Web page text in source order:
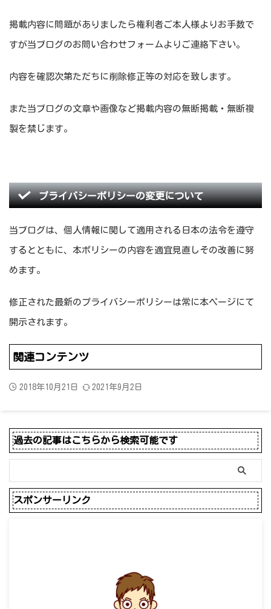
掲載内容に問題がありましたら権利者ご本人様よりお手数で
すが当ブログのお問い合わせフォームよりご連絡下さい。
内容を確認次第ただちに削除修正等の対応を致します。
また当ブログの文章や画像など掲載内容の無断掲載・無断複
製を禁じます。
プライバシーポリシーの変更について
当ブログは、個人情報に関して適用される日本の法令を遵守
するとともに、本ポリシーの内容を適宜見直しその改善に努
めます。
修正された最新のプライバシーポリシーは常に本ページにて
開示されます。
関連コンテンツ
2018年10月21日 2021年9月2日
過去の記事はこちらから検索可能です
スポンサーリンク